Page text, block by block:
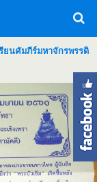
ยนคัมภีร์มหาจักรพรรดิ